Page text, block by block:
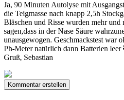
Ja, 90 Minuten Autolyse mit
die Teigmasse nach knapp 2,5h
Bläschen und Risse wurden mehr und
sagen,dass in der Nase Säure
unausgewogen. Geschmackstest war
Ph-Meter natürlich dann Batterien leer
Gruß, Sebastian
Kommentar erstellen